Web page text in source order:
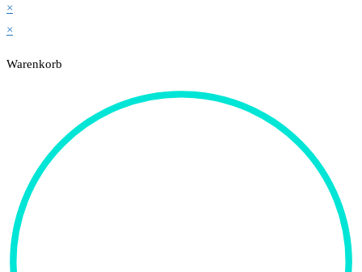
×
×
Warenkorb